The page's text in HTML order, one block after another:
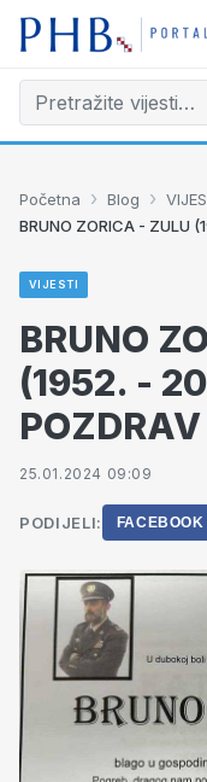
Početna › Blog ›
BRUNO ZORICA - ZULU
VIJESTI
BRUNO
(1952. -
POZDRAV
25.01.2024 09:09
PODIJELI: FACEBOOK